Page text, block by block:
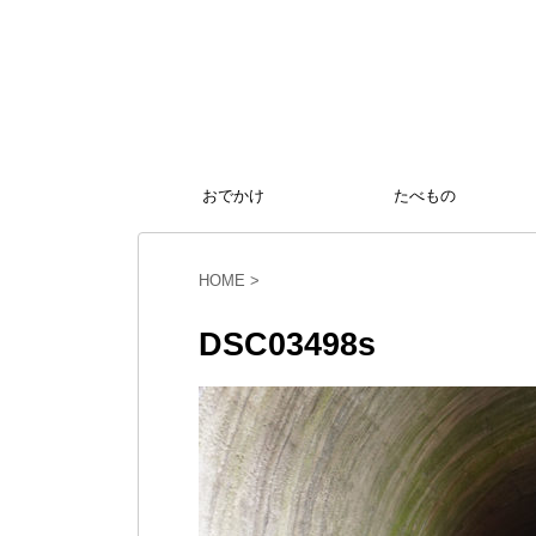
おでかけ たべもの
HOME >
DSC03498s